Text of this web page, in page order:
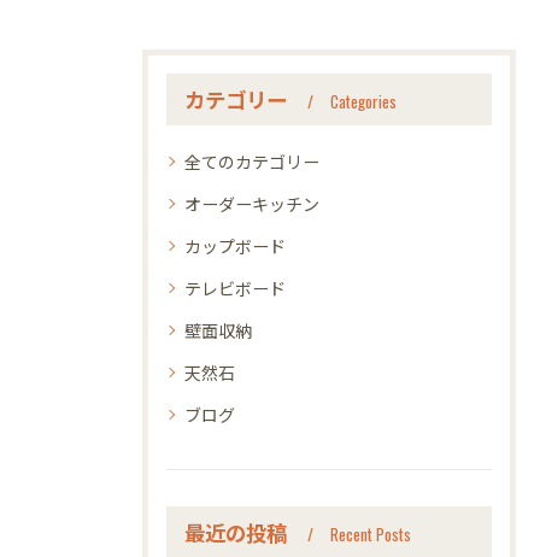
カテゴリー Categories
全てのカテゴリー
オーダーキッチン
カップボード
テレビボード
壁面収納
天然石
ブログ
最近の投稿 Recent Posts